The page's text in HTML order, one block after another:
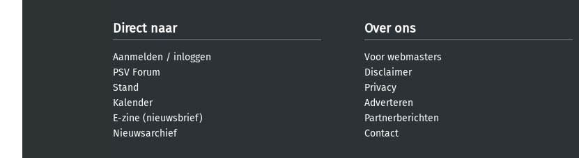
Direct naar
Aanmelden / inloggen
PSV Forum
Stand
Kalender
E-zine (nieuwsbrief)
Nieuwsarchief
Over ons
Voor webmasters
Disclaimer
Privacy
Adverteren
Partnerberichten
Contact